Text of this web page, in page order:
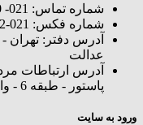
شماره تماس: 021- 000000
شماره فکس: 021-222222
آدرس دفتر: تهران
عدالت
آدرس ارتباطات
پاستور - طبقه 6 - واحد 12
ورود به سایت